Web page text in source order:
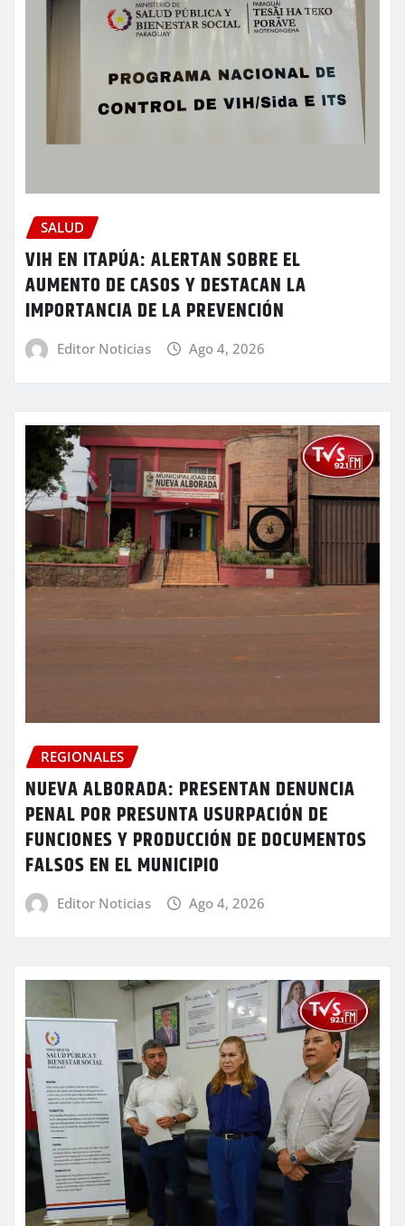
SALUD
VIH EN ITAPÚA: ALERTAN SOBRE EL
AUMENTO DE CASOS Y DESTACAN LA
IMPORTANCIA DE LA PREVENCIÓN
Editor Noticias Ago 4, 2026
REGIONALES
NUEVA ALBORADA: PRESENTAN DENUNCIA
PENAL POR PRESUNTA USURPACIÓN DE
FUNCIONES Y PRODUCCIÓN DE DOCUMENTOS
FALSOS EN EL MUNICIPIO
Editor Noticias Ago 4, 2026